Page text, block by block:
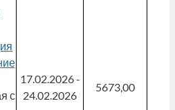
с
17.02.2026 -
24.02.2026
5673,00